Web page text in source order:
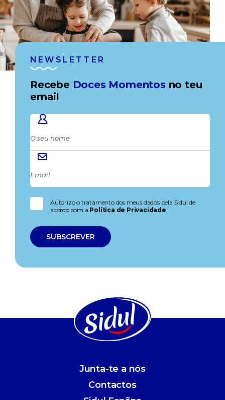
NEWSLETTER
Recebe Doces Momentos no teu
email
Autorizo o tratamento dos meus dados pela Sidul de
acordo com a Política de Privacidade
Junta-te a nós
Contactos